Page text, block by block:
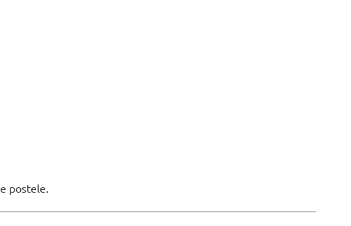
postele.